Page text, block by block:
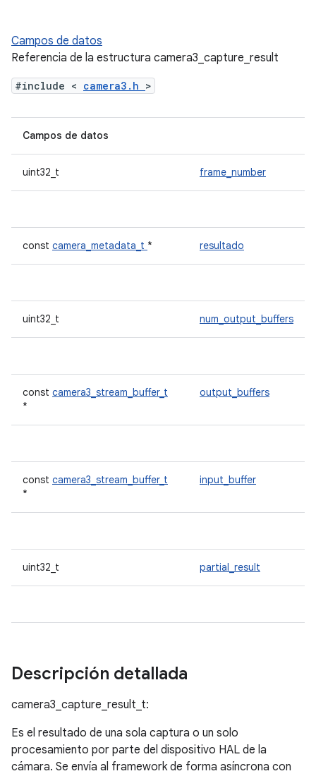
Campos de datos
Referencia de la estructura camera3_capture_result
#include < camera3.h >
Campos de datos
uint32_t frame_number
const camera_metadata_t * resultado
uint32_t num_output_buffers
const camera3_stream_buffer_t
*
output_buffers
const camera3_stream_buffer_t
*
input_buffer
uint32_t partial_result
Descripción detallada
camera3_capture_result_t:
Es el resultado de una sola captura o un solo
procesamiento por parte del dispositivo HAL de la
cámara. Se envía al framework de forma asíncrona con